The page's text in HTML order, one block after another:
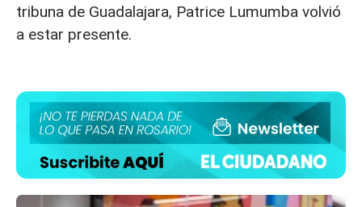
tribuna de Guadalajara, Patrice Lumumba volvió
a estar presente.